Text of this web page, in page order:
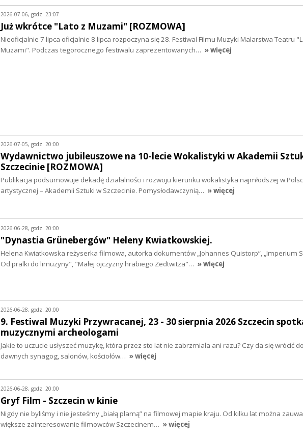
2026-07-06, godz. 23:07
Już wkrótce "Lato z Muzami" [ROZMOWA]
Nieoficjalnie 7 lipca oficjalnie 8 lipca rozpoczyna się 28. Festiwal Filmu Muzyki Malarstwa Teatru
Muzami". Podczas tegorocznego festiwalu zaprezentowanych… » więcej
2026-07-05, godz. 20:00
Wydawnictwo jubileuszowe na 10-lecie Wokalistyki w Akademii
Szczecinie [ROZMOWA]
Publikacja podsumowuje dekadę działalności i rozwoju kierunku wokalistyka najmłodszej w
artystycznej – Akademii Sztuki w Szczecinie. Pomysłodawczynią… » więcej
2026-06-28, godz. 20:00
"Dynastia Grünebergów" Heleny Kwiatkowskiej.
Helena Kwiatkowska reżyserka filmowa, autorka dokumentów „Johannes Quistorp”, „Imperium
Od pralki do limuzyny", "Małej ojczyzny hrabiego Zedtwitza"… » więcej
2026-06-28, godz. 20:00
9. Festiwal Muzyki Przywracanej, 23 - 30 sierpnia 2026 Szczecin
muzycznymi archeologami
Jakie to uczucie usłyszeć muzykę, która przez sto lat nie zabrzmiała ani razu? Czy da się wrócić
dawnych synagog, salonów, kościołów… » więcej
2026-06-28, godz. 20:00
Gryf Film - Szczecin w kinie
Nigdy nie byliśmy i nie jesteśmy „białą plamą” na filmowej mapie kraju. Od kilku lat można
większe zainteresowanie filmowców Szczecinem… » więcej